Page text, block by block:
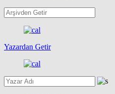
Yazardan Getir